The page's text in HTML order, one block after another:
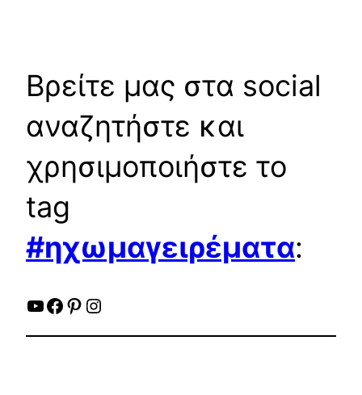
Βρείτε μας στα social
αναζητήστε και
χρησιμοποιήστε το
tag
#ηχωμαγειρέματα:
YouTube
Facebook
Pinterest
Instagram